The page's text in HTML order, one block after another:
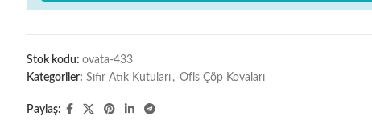
Stok kodu: ovata-433
Kategoriler: Sıfır Atık Kutuları , Ofis Çöp Kovaları
Paylaş: